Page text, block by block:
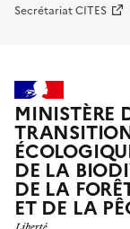
Secrétariat CITES
MINISTÈRE
DE LA
DE LA
ET DE LA